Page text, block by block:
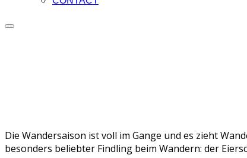
Die Wandersaison ist voll im Gange und es zieht
besonders beliebter Findling beim Wandern: der